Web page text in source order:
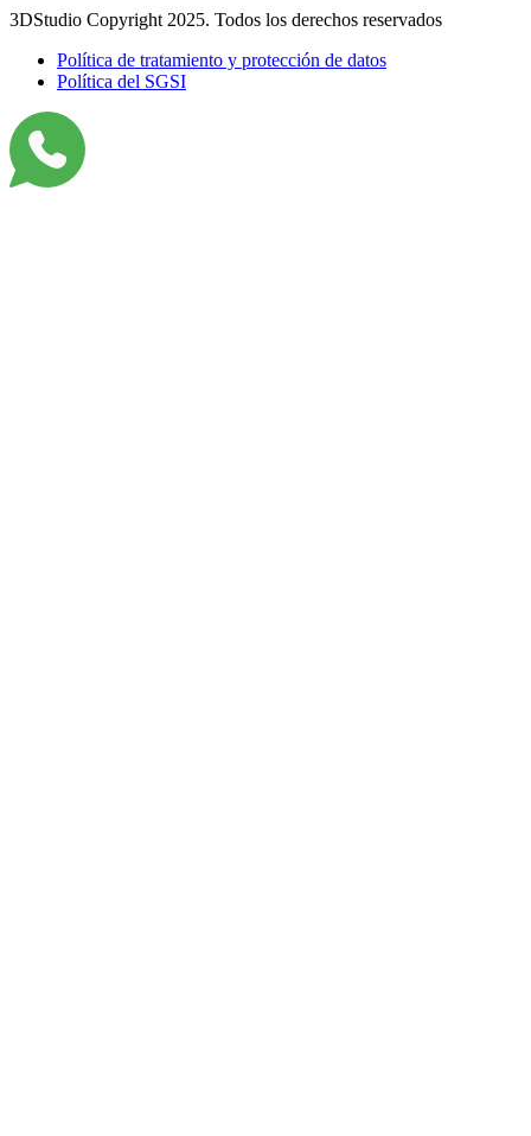
3DStudio Copyright 2025. Todos los derechos reservados
Política de tratamiento y protección de datos
Política del SGSI